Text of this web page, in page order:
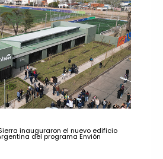
inauguraron el nuevo edificio
del programa Envión